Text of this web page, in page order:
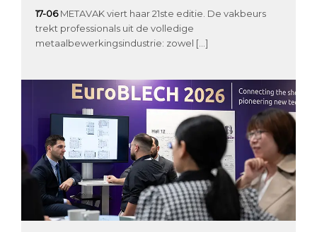
17-06 METAVAK viert haar 21ste editie. De vakbeurs
trekt professionals uit de volledige
metaalbewerkingsindustrie: zowel […]